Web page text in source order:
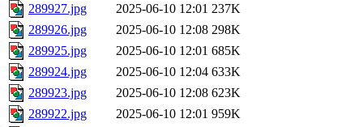
289927.jpg
2025-06-10 12:01 237K
289926.jpg
2025-06-10 12:08 298K
289925.jpg
2025-06-10 12:01 685K
289924.jpg
2025-06-10 12:04 633K
289923.jpg
2025-06-10 12:08 623K
289922.jpg
2025-06-10 12:01 959K